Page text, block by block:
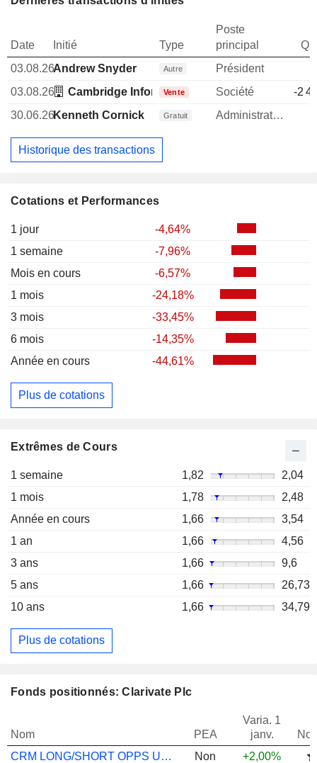
Cotations et Performances
1 jour
-4,64%
1 semaine
-7,96%
Mois en cours
-6,57%
1 mois
-24,18%
3 mois
-33,45%
6 mois
-14,35%
Année en cours
-44,61%
Plus de cotations
Extrêmes de Cours
1 semaine 1,82
2,04
1 mois
1,78
2,48
Année en cours
1,66
3,54
1 an
1,66
4,56
3 ans
1,66
9,6
5 ans
1,66
26,73
10 ans
1,66 34,79
Plus de cotations
Date Initié Type
Poste
principal
03.08.26Andrew Snyder Autre
Président
03.08.26
Cambridge Information Group, Inc.
Vente Société
-2
30.06.26Kenneth Cornick Gratuit Administrateur
Historique des transactions
Fonds positionnés: Clarivate Plc
Nom PEA
Varia. 1
janv.
CRM LONG/SHORT OPPS UCITS A USD
Non +2,00%